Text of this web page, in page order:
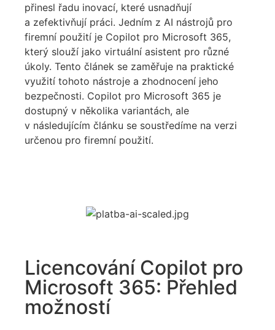
přinesl řadu inovací, které usnadňují
a zefektivňují práci. Jedním z AI nástrojů pro
firemní použití je Copilot pro Microsoft 365,
který slouží jako virtuální asistent pro různé
úkoly. Tento článek se zaměřuje na praktické
využití tohoto nástroje a zhodnocení jeho
bezpečnosti. Copilot pro Microsoft 365 je
dostupný v několika variantách, ale
v následujícím článku se soustředíme na verzi
určenou pro firemní použití.
Licencování Copilot pro
Microsoft 365: Přehled
možností